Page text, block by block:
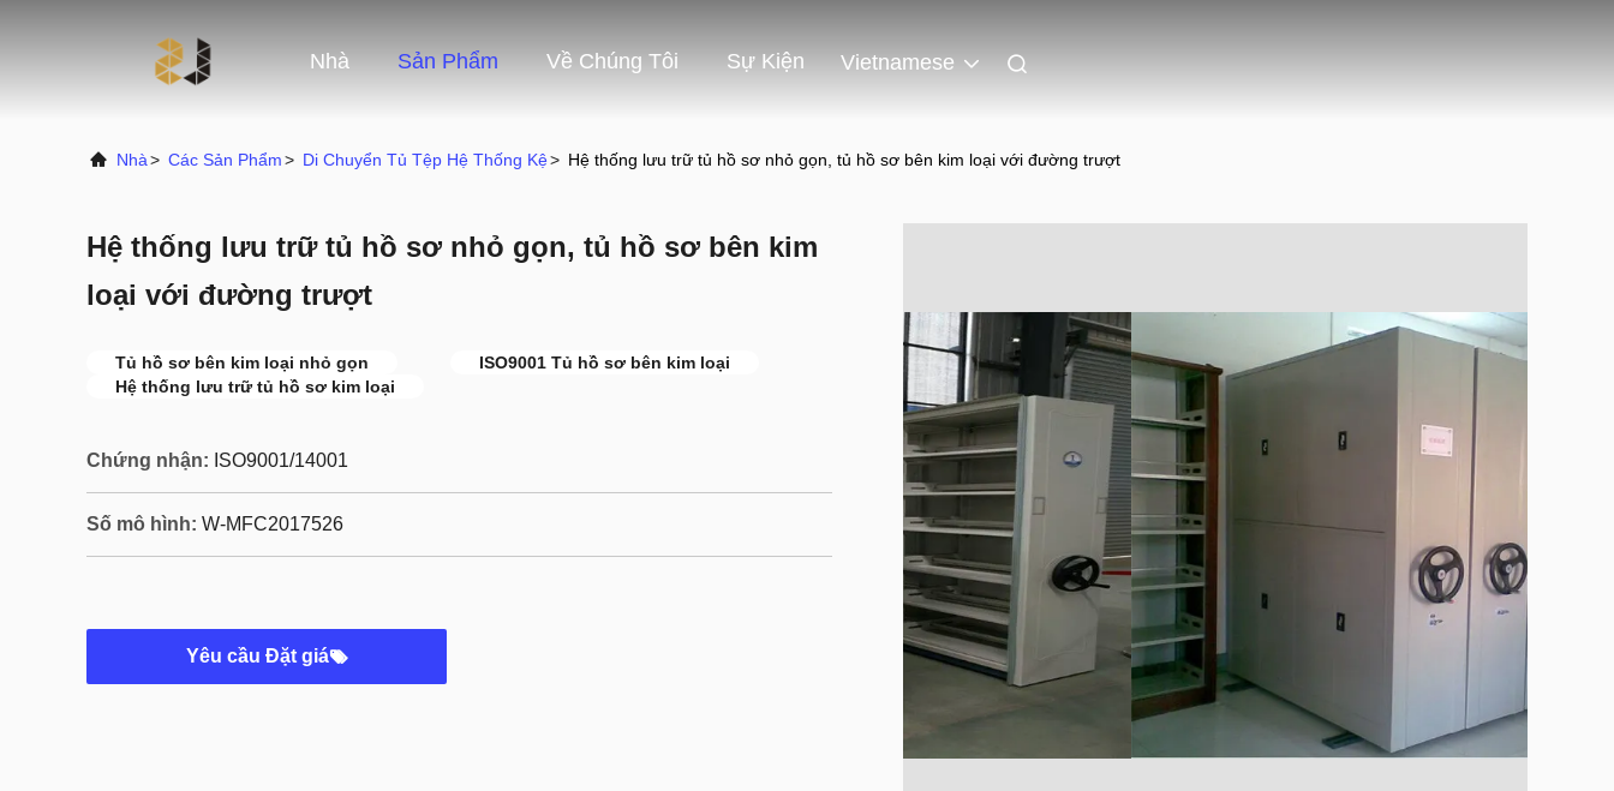
Nhà Sản Phẩm Về Chúng Tôi Sự Kiện Vietnamese
Nhà> Các Sản Phẩm> Di Chuyển Tủ Tệp Hệ Thống Kệ> Hệ thống lưu trữ tủ hồ sơ nhỏ gọn, tủ hồ sơ bên kim loại với đường trượt
Hệ thống lưu trữ tủ hồ sơ nhỏ gọn, tủ hồ sơ bên kim
loại với đường trượt
Tủ hồ sơ bên kim loại nhỏ gọn
ISO9001 Tủ hồ sơ bên kim loại
Hệ thống lưu trữ tủ hồ sơ kim loại
Chứng nhận: ISO9001/14001
Số mô hình: W-MFC2017526
Yêu cầu Đặt giá